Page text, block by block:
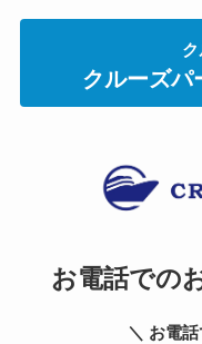
クルーズパ
お電話での
＼ お電